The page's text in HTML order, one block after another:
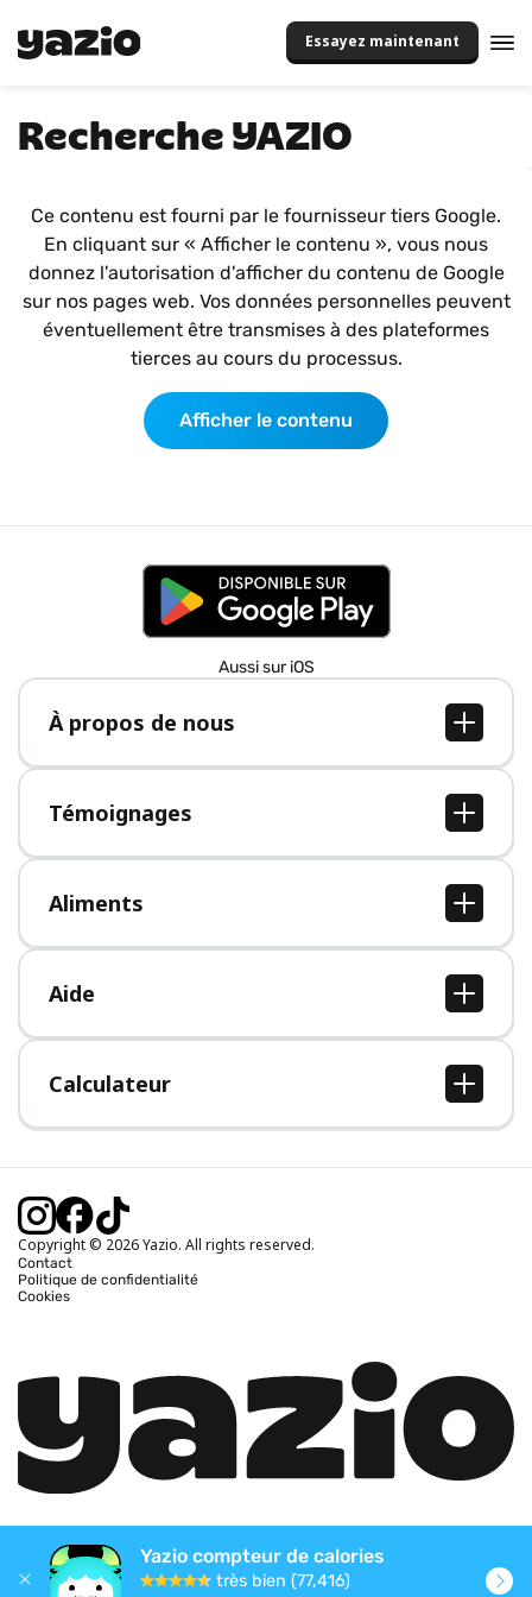
Essayez maintenant
Recherche YAZIO
Ce contenu est fourni par le fournisseur tiers Google.
En cliquant sur « Afficher le contenu », vous nous
donnez l'autorisation d'afficher du contenu de Google
sur nos pages web. Vos données personnelles peuvent
éventuellement être transmises à des plateformes
tierces au cours du processus.
Afficher le contenu
Aussi sur iOS
À propos de nous
À propos de nous
Postes
Presse
Témoignages
Tous les témoignages
Aliments
Tous les aliments
Aide
Centre d'aide
Calculateur
Calcul IMC
Calcul poids idéal
Calcul calories brûlées
Copyright © 2026 Yazio. All rights reserved.
Contact
Politique de confidentialité
Cookies
Yazio compteur de calories
très bien (77,416)